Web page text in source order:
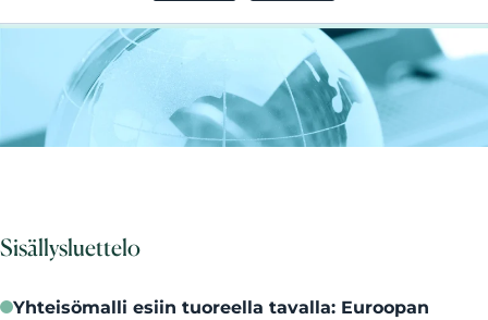
Sisällysluettelo
Yhteisömalli esiin tuoreella tavalla: Euroopan